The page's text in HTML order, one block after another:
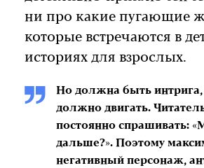
ни про какие пугающие
которые встречаются в
историях для взрослых.
Но должна быть
должно двигать.
постоянно спрашивать:
дальше?». Поэтому
негативный персонаж,